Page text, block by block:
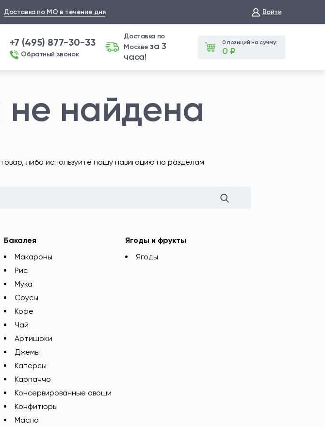
Доставка по МО в течение дня Войти
+7 (495) 877-30-33
Обратный звонок
Доставка по
Москвеза 3
часа!
0 позиций на сумму:
0 ₽
найдена
либо используйте нашу навигацию по разделам
Бакалея
Макароны
Рис
Мука
Соусы
Кофе
Чай
Артишоки
Джемы
Каперсы
Карпаччо
Консервированные овощи
Конфитюры
Масло
Ягоды и фрукты
Ягоды